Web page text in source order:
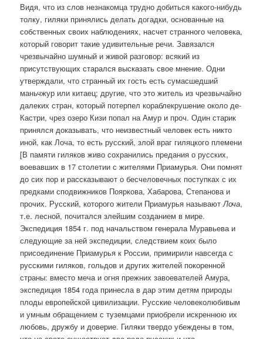
Видя, что из слов незнакомца трудно добиться какого-нибудь
толку, гиляки принялись делать догадки, основанные на
собственных своих наблюдениях, насчет странного человека,
который говорит такие удивительные речи. Завязался
чрезвычайно шумный и живой разговор: всякий из
присутствующих старался высказать свое мнение. Одни
утверждали, что странный их гость есть сумасшедший
маньчжур или китаец; другие, что это житель из чрезвычайно
далеких стран, который потерпел кораблекрушение около де-
Кастри, чрез озеро Кизи попал на Амур и проч. Один старик
принялся доказывать, что неизвестный человек есть никто
иной, как Лоча, то есть русский, злой враг гиляцкого племени
[В памяти гиляков живо сохранились предания о русских,
воевавших в 17 столетии с жителями Приамурья. Они помнят
до сих пор и рассказывают о бесчеловечных поступках с их
предками сподвижников Пояркова, Хабарова, Степанова и
прочих. Русский, которого жители Приамурья называютЛоча,
т.е. лесной, почитался злейшим созданием в мире.
Экспедиция 1854 г. под начальством генерала Муравьева и
следующие за ней экспедиции, следствием коих было
присоединение Приамурья к России, примирили навсегда с
русскими гиляков, гольдов и других жителей покоренной
страны: вместо меча и огня прежних завоевателей Амура,
экспедиция 1854 года принесла в дар этим детям природы
плоды европейской цивилизации. Русские человеколюбивым
и умным обращением с туземцами приобрели искреннюю их
любовь, дружбу и доверие. Гиляки твердо убеждены в том,